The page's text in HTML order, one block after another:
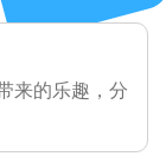
来的乐趣，分